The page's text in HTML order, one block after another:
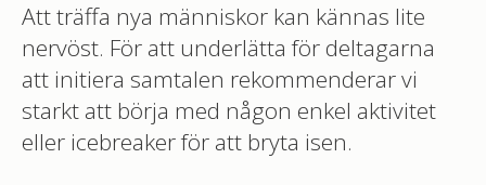
Att träffa nya människor kan kännas lite
nervöst. För att underlätta för deltagarna
att initiera samtalen rekommenderar vi
starkt att börja med någon enkel aktivitet
eller icebreaker för att bryta isen.